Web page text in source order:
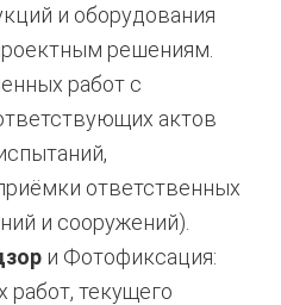
и оборудования
решениям.
работ с
актов
ответственных
и сооружений).
и Фотофиксация:
работ, текущего